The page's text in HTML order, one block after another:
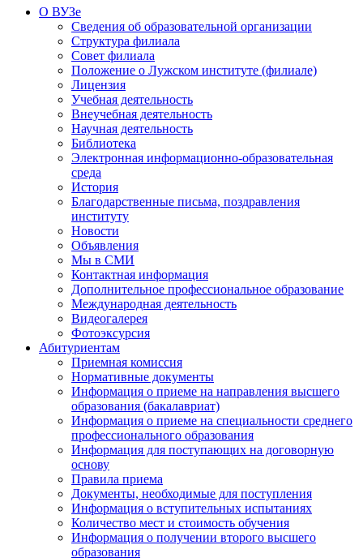
О ВУЗе
Сведения об образовательной организации
Структура филиала
Совет филиала
Положение о Лужском институте (филиале)
Лицензия
Учебная деятельность
Внеучебная деятельность
Научная деятельность
Библиотека
Электронная информационно-образовательная
среда
История
Благодарственные письма, поздравления
институту
Новости
Объявления
Мы в СМИ
Контактная информация
Дополнительное профессиональное образование
Международная деятельность
Видеогалерея
Фотоэксурсия
Абитуриентам
Приемная комиссия
Нормативные документы
Информация о приеме на направления высшего
образования (бакалавриат)
Информация о приеме на специальности среднего
профессионального образования
Информация для поступающих на договорную
основу
Правила приема
Документы, необходимые для поступления
Информация о вступительных испытаниях
Количество мест и стоимость обучения
Информация о получении второго высшего
образования